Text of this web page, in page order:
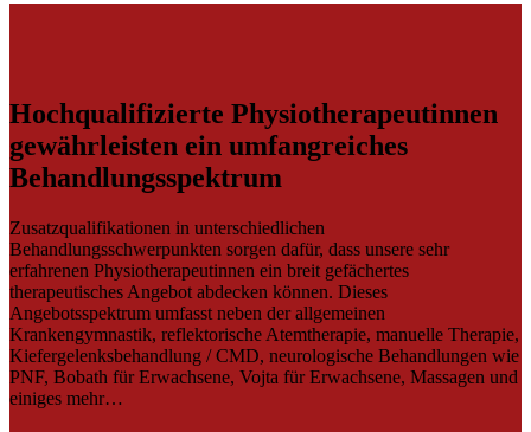
Hochqualifizierte Physiotherapeutinnen
gewährleisten ein umfangreiches
Behandlungsspektrum
Zusatzqualifikationen in unterschiedlichen
Behandlungsschwerpunkten sorgen dafür, dass unsere sehr
erfahrenen Physiotherapeutinnen ein breit gefächertes
therapeutisches Angebot abdecken können. Dieses
Angebotsspektrum umfasst neben der allgemeinen
Krankengymnastik, reflektorische Atemtherapie, manuelle Therapie,
Kiefergelenksbehandlung / CMD, neurologische Behandlungen wie
PNF, Bobath für Erwachsene, Vojta für Erwachsene, Massagen und
einiges mehr…